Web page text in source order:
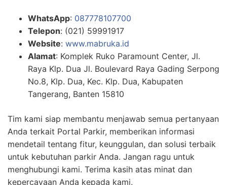
WhatsApp: 087778107700
Telepon: (021) 59991917
Website: www.mabruka.id
Alamat: Komplek Ruko Paramount Center, Jl.
Raya Klp. Dua Jl. Boulevard Raya Gading Serpong
No.8, Klp. Dua, Kec. Klp. Dua, Kabupaten
Tangerang, Banten 15810
Tim kami siap membantu menjawab semua pertanyaan
Anda terkait Portal Parkir, memberikan informasi
mendetail tentang fitur, keunggulan, dan solusi terbaik
untuk kebutuhan parkir Anda. Jangan ragu untuk
menghubungi kami. Terima kasih atas minat dan
kepercayaan Anda kepada kami.